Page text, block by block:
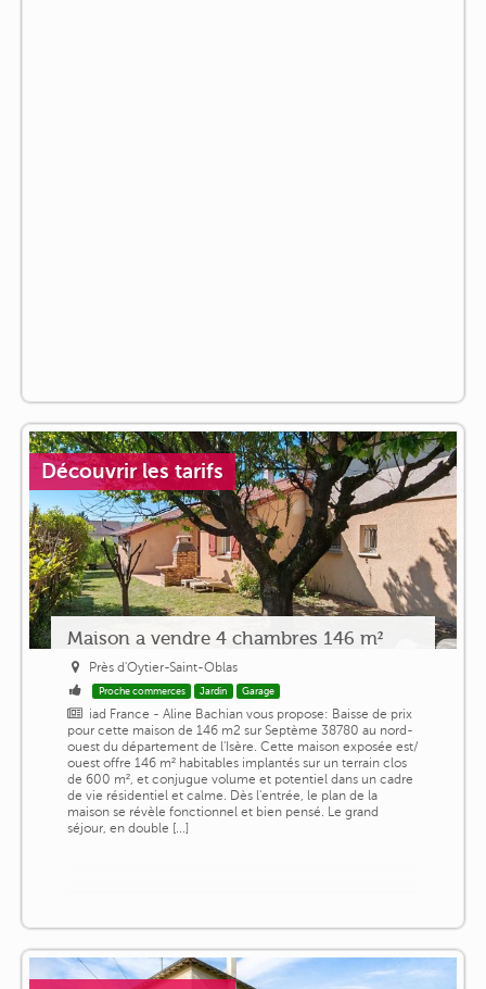
Découvrir les tarifs
Maison a vendre 4 chambres 146 m²
Près d'Oytier-Saint-Oblas
Proche commerces Jardin Garage
iad France - Aline Bachian vous propose: Baisse de prix
pour cette maison de 146 m2 sur Septème 38780 au nord-
ouest du département de l'Isère. Cette maison exposée est/
ouest offre 146 m² habitables implantés sur un terrain clos
de 600 m², et conjugue volume et potentiel dans un cadre
de vie résidentiel et calme. Dès l'entrée, le plan de la
maison se révèle fonctionnel et bien pensé. Le grand
séjour, en double [...]